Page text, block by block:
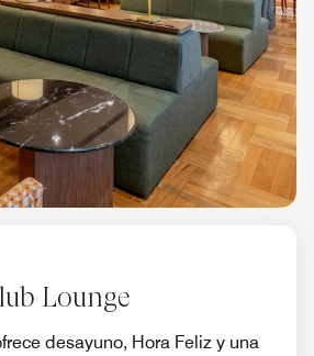
Lounge
desayuno, Hora Feliz y una